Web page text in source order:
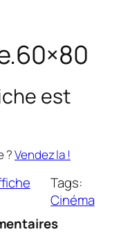
est
?Vendez la !
Tags:
Cinéma